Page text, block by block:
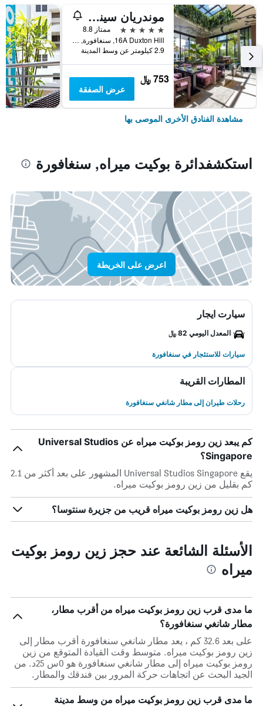
موندريان سينجابور دوكستون
5 نجوم
ممتاز 8.8
16A Duxton Hill, سنغافورة, سنغافورة
2.9 كيلومتر عن وسط المدينة
753 ﷼
عرض الصفقة
مشاهدة الفنادق الأخرى الموصى بها
استكشفدائرة بوكيت ميراه, سنغافورة
اعرض على الخريطة
سيارت ايجار
المعدل اليومي 82 ﷼
سيارات للاستئجار في سنغافورة
المطارات القريبة
رحلات طيران إلى مطار شانغي سنغافورة
كم يبعد زين رومز بوكيت ميراه عن Universal Studios
Singapore؟
يقع Universal Studios Singapore المشهور على بعد أكثر من 2.1
كم بقليل من زين رومز بوكيت ميراه.
هل زين رومز بوكيت ميراه قريب من جزيرة سنتوسا؟
الأسئلة الشائعة عند حجز زين رومز بوكيت
ميراه
ما مدى قرب زين رومز بوكيت ميراه من أقرب مطار،
مطار شانغي سنغافورة؟
على بعد 32.6 كم ، يعد مطار شانغي سنغافورة أقرب مطار إلى
زين رومز بوكيت ميراه. متوسط وقت القيادة المتوقع من زين
رومز بوكيت ميراه إلى مطار شانغي سنغافورة هو 0س 25د. من
الجيد البحث عن اتجاهات حركة المرور بين فندقك والمطار.
ما مدى قرب زين رومز بوكيت ميراه من وسط مدينة